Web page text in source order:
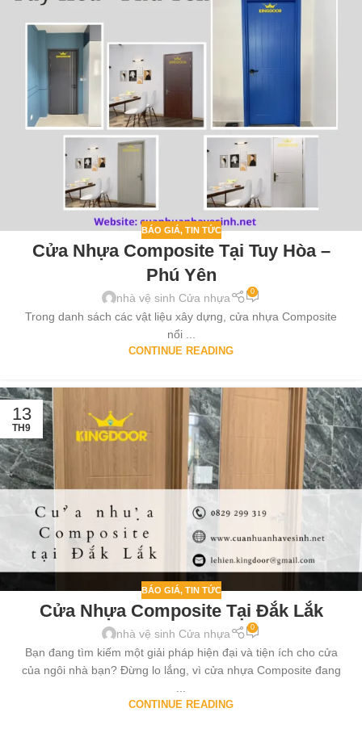
BÁO GIÁ, TIN TỨC
Cửa Nhựa Composite Tại Tuy Hòa –
Phú Yên
nhà vệ sinh Cửa nhựa 0
Trong danh sách các vật liệu xây dựng, cửa nhựa Composite
nổi ...
CONTINUE READING
13
TH9
BÁO GIÁ, TIN TỨC
Cửa Nhựa Composite Tại Đắk Lắk
nhà vệ sinh Cửa nhựa 0
Bạn đang tìm kiếm một giải pháp hiện đại và tiện ích cho cửa
của ngôi nhà bạn? Đừng lo lắng, vì cửa nhựa Composite đang
CONTINUE READING